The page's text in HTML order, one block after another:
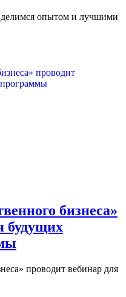
опытом и лучшими
бизнеса»
будущих
проводит вебинар для